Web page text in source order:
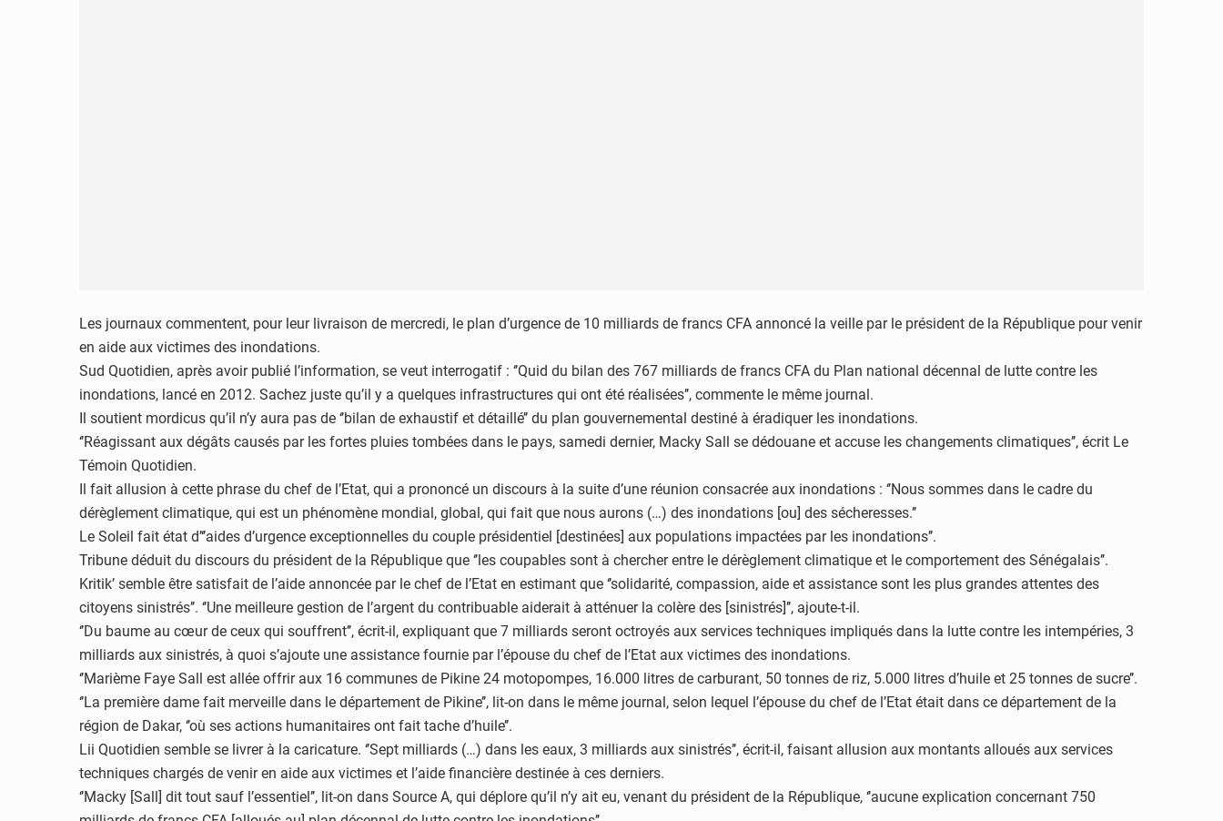
Les journaux commentent, pour leur livraison de mercredi, le plan d’urgence de 10 milliards de francs CFA annoncé la veille par le président de la République pour venir
en aide aux victimes des inondations.
Sud Quotidien, après avoir publié l’information, se veut interrogatif : ‘’Quid du bilan des 767 milliards de francs CFA du Plan national décennal de lutte contre les
inondations, lancé en 2012. Sachez juste qu’il y a quelques infrastructures qui ont été réalisées’’, commente le même journal.
Il soutient mordicus qu’il n’y aura pas de ‘’bilan de exhaustif et détaillé’’ du plan gouvernemental destiné à éradiquer les inondations.
‘’Réagissant aux dégâts causés par les fortes pluies tombées dans le pays, samedi dernier, Macky Sall se dédouane et accuse les changements climatiques’’, écrit Le
Témoin Quotidien.
Il fait allusion à cette phrase du chef de l’Etat, qui a prononcé un discours à la suite d’une réunion consacrée aux inondations : ‘’Nous sommes dans le cadre du
dérèglement climatique, qui est un phénomène mondial, global, qui fait que nous aurons (…) des inondations [ou] des sécheresses.’’
Le Soleil fait état d’‘’aides d’urgence exceptionnelles du couple présidentiel [destinées] aux populations impactées par les inondations’’.
Tribune déduit du discours du président de la République que ‘’les coupables sont à chercher entre le dérèglement climatique et le comportement des Sénégalais’’.
Kritik’ semble être satisfait de l’aide annoncée par le chef de l’Etat en estimant que ‘’solidarité, compassion, aide et assistance sont les plus grandes attentes des
citoyens sinistrés’’. ‘’Une meilleure gestion de l’argent du contribuable aiderait à atténuer la colère des [sinistrés]’’, ajoute-t-il.
‘’Du baume au cœur de ceux qui souffrent’’, écrit-il, expliquant que 7 milliards seront octroyés aux services techniques impliqués dans la lutte contre les intempéries, 3
milliards aux sinistrés, à quoi s’ajoute une assistance fournie par l’épouse du chef de l’Etat aux victimes des inondations.
‘’Marième Faye Sall est allée offrir aux 16 communes de Pikine 24 motopompes, 16.000 litres de carburant, 50 tonnes de riz, 5.000 litres d’huile et 25 tonnes de sucre’’.
‘’La première dame fait merveille dans le département de Pikine’’, lit-on dans le même journal, selon lequel l’épouse du chef de l’Etat était dans ce département de la
région de Dakar, ‘’où ses actions humanitaires ont fait tache d’huile’’.
Lii Quotidien semble se livrer à la caricature. ‘’Sept milliards (…) dans les eaux, 3 milliards aux sinistrés’’, écrit-il, faisant allusion aux montants alloués aux services
techniques chargés de venir en aide aux victimes et l’aide financière destinée à ces derniers.
‘’Macky [Sall] dit tout sauf l’essentiel’’, lit-on dans Source A, qui déplore qu’il n’y ait eu, venant du président de la République, ‘’aucune explication concernant 750